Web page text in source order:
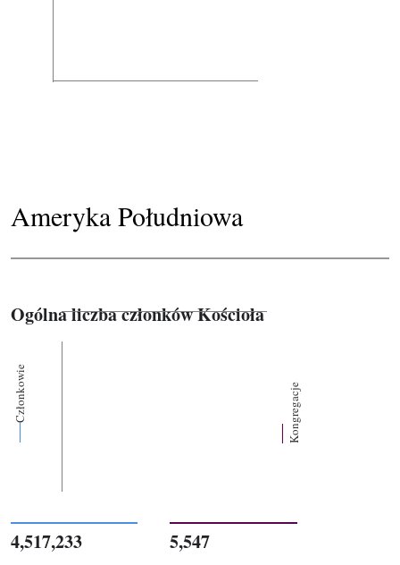
Ameryka Południowa
Ogólna liczba członków Kościoła
Członkowie Kongregacje
4,517,233 5,547